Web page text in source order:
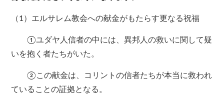
（1）エルサレム教会への献金がもたらす更なる祝福
①ユダヤ人信者の中には、異邦人の救いに関して疑
いを抱く者たちがいた。
②この献金は、コリントの信者たちが本当に救われ
ていることの証拠となる。